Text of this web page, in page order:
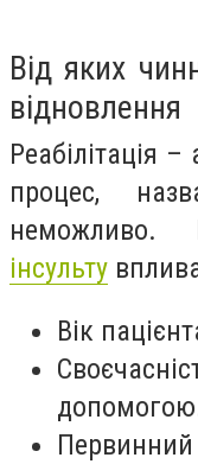
Від яких
відновлення
Реабілітація
процес,
інсульту
Вік
Первинний